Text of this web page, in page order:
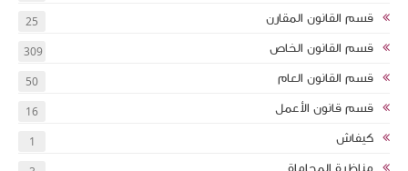
قسم القانون المقارن 25
قسم القانون الخاص 309
قسم القانون العام 50
قسم قانون الأعمل 16
كيفاش 1